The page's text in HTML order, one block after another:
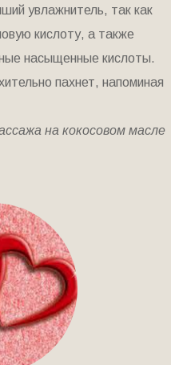
увлажнитель, так как
кислоту, а также
насыщенные кислоты.
пахнет, напоминая
на кокосовом масле